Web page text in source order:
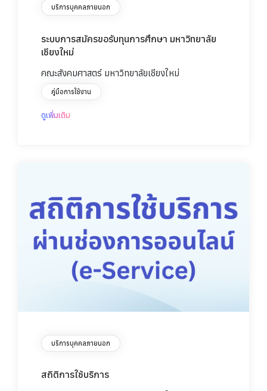
บริการบุคคลภายนอก
ระบบการสมัครขอรับทุนการศึกษา มหาวิทยาลัย
เชียงใหม่
คณะสังคมศาสตร์ มหาวิทยาลัยเชียงใหม่
คู่มือการใช้งาน
ดูเพิ่มเติม
บริการบุคคลภายนอก
สถิติการใช้บริการ